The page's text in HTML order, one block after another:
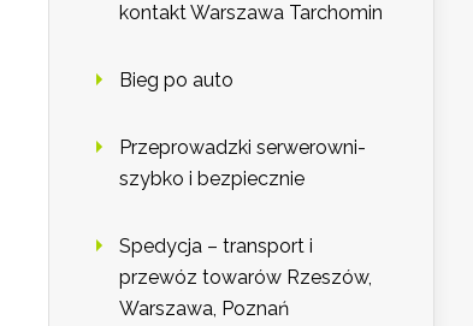
kontakt Warszawa Tarchomin
Bieg po auto
Przeprowadzki serwerowni-
szybko i bezpiecznie
Spedycja – transport i
przewóz towarów Rzeszów,
Warszawa, Poznań